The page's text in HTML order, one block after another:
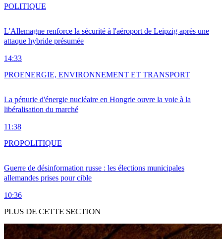
L'Allemagne renforce la sécurité à l'aéroport de Leipzig après une
attaque hybride présumée
14:33
POLITIQUE
La pénurie d'énergie nucléaire en Hongrie ouvre la voie à la
libéralisation du marché
11:38
PROENERGIE, ENVIRONNEMENT ET TRANSPORT
Guerre de désinformation russe : les élections municipales
allemandes prises pour cible
10:36
PROPOLITIQUE
PLUS DE CETTE SECTION